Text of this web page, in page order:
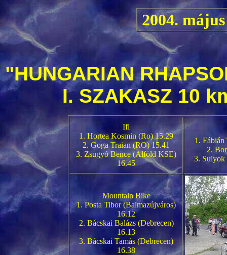
2004.
"HUNGARIAN
I. SZAKASZ 10
Ifi
1. Hortea Kosmin (Ro) 15.29
2. Goga Traian (RO) 15.41
3. Zsugyó Bence (Alföld KSE)
16.45
1.
2.
3. Sulyok
Mountain Bike
1. Posta Tibor (Balmazújváros)
16.12
2. Bácskai Balázs (Debrecen)
16.13
3. Bácskai Tamás (Debrecen)
16.38